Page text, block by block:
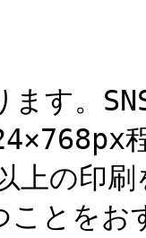
ます。
上の印
ことを